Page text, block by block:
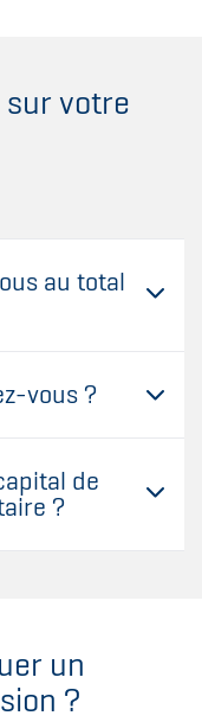
sur votre
au total
vous ?
de
?
un
?